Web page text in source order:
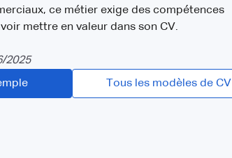
ce métier exige des compétences
mettre en valeur dans son CV.
2025
Tous les modèles de CV